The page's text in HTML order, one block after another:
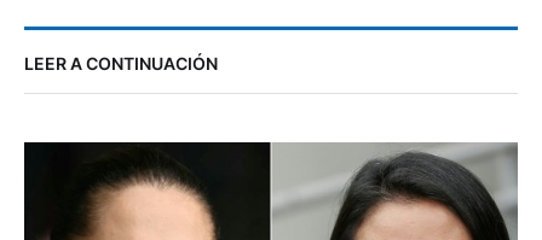
LEER A CONTINUACIÓN